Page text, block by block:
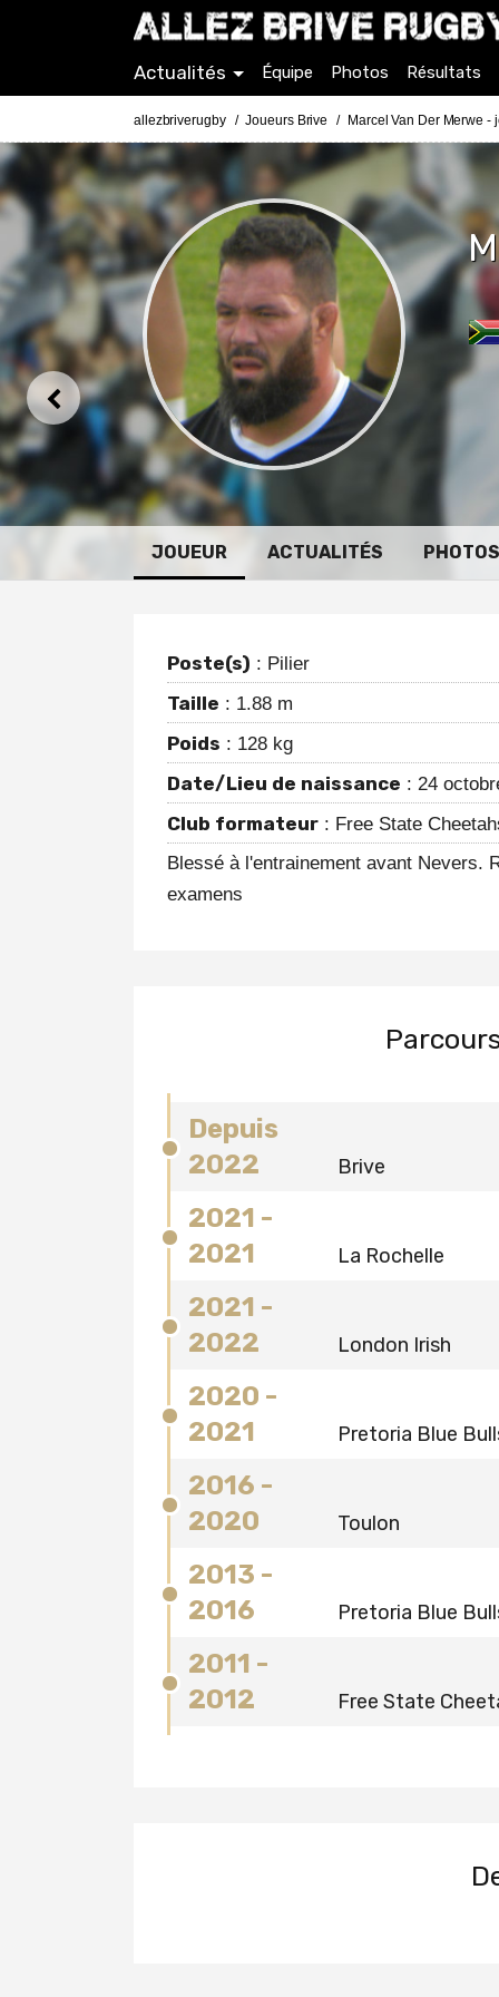
Actualités Équipe Photos Résultats
allezbriverugby Joueurs Brive Marcel Van Der Merwe -
JOUEUR ACTUALITÉS PHOTOS
Poste(s) : Pilier
Taille : 1.88 m
Poids : 128 kg
Date/Lieu de naissance : 24
Club formateur : Free State
Blessé à l'entrainement avant Nevers.
examens
Depuis
2022
Brive
2021 -
2021
La Rochelle
2021 -
2022
London Irish
2020 -
2021
Pretoria Blue
2016 -
2020
Toulon
2013 -
2016
Pretoria Blue
2011 -
2012
Free State